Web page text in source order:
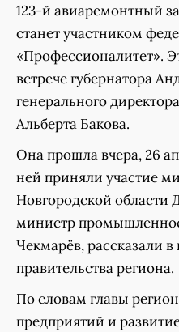
123-й авиаремонтный
станет участником
«Профессионалитет».
встрече губернатора
генерального
Альберта Бакова.
Она прошла вчера, 26
ней приняли участие
Новгородской области
министр
Чекмарёв, рассказали
правительства региона.
По словам главы
предприятий и